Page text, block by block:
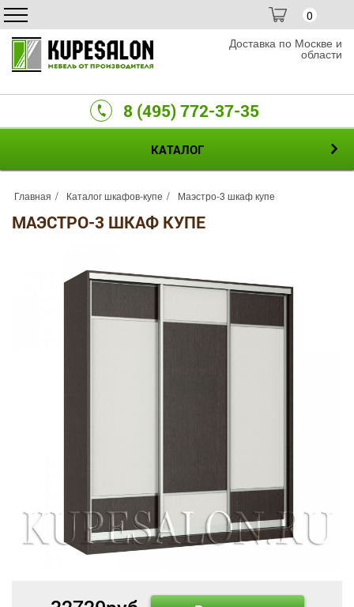
0
Доставка по Москве и
области
8 (495) 772-37-35
КАТАЛОГ
Главная Каталог шкафов-купе Маэстро-3 шкаф купе
МАЭСТРО-3 ШКАФ КУПЕ